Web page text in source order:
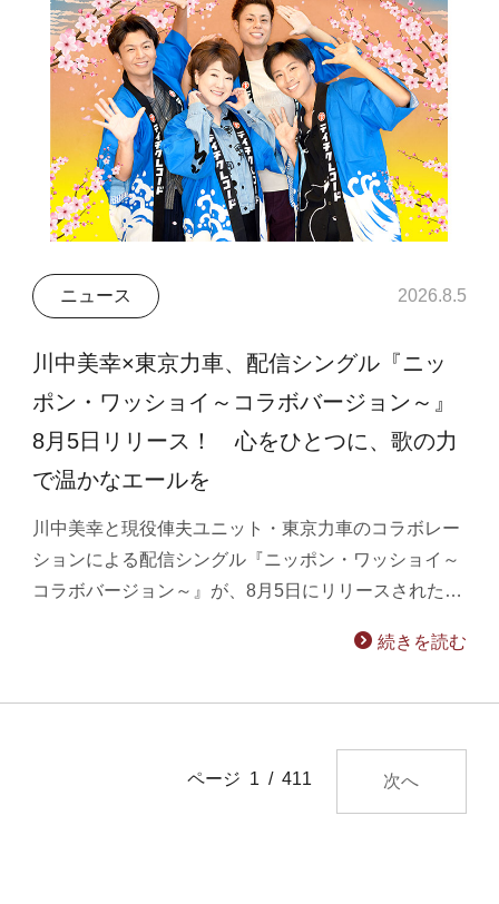
ニュース 2026.8.5
川中美幸×東京力車、配信シングル『ニッ
ポン・ワッショイ～コラボバージョン～』
8月5日リリース！ 心をひとつに、歌の力
で温かなエールを
川中美幸と現役俥夫ユニット・東京力車のコラボレー
ションによる配信シングル『ニッポン・ワッショイ～
コラボバージョン～』が、8月5日にリリースされた…
続きを読む
ページ 1 / 411 次へ